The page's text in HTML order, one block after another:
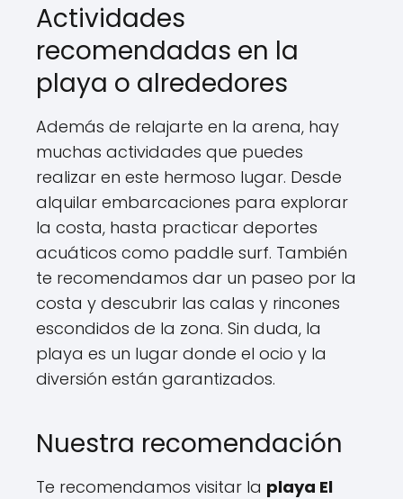
Actividades
recomendadas en la
playa o alrededores
Además de relajarte en la arena, hay
muchas actividades que puedes
realizar en este hermoso lugar. Desde
alquilar embarcaciones para explorar
la costa, hasta practicar deportes
acuáticos como paddle surf. También
te recomendamos dar un paseo por la
costa y descubrir las calas y rincones
escondidos de la zona. Sin duda, la
playa es un lugar donde el ocio y la
diversión están garantizados.
Nuestra recomendación
Te recomendamos visitar la playa El